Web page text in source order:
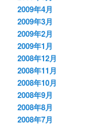
2009年4月
2009年3月
2009年2月
2009年1月
2008年12月
2008年11月
2008年10月
2008年9月
2008年8月
2008年7月